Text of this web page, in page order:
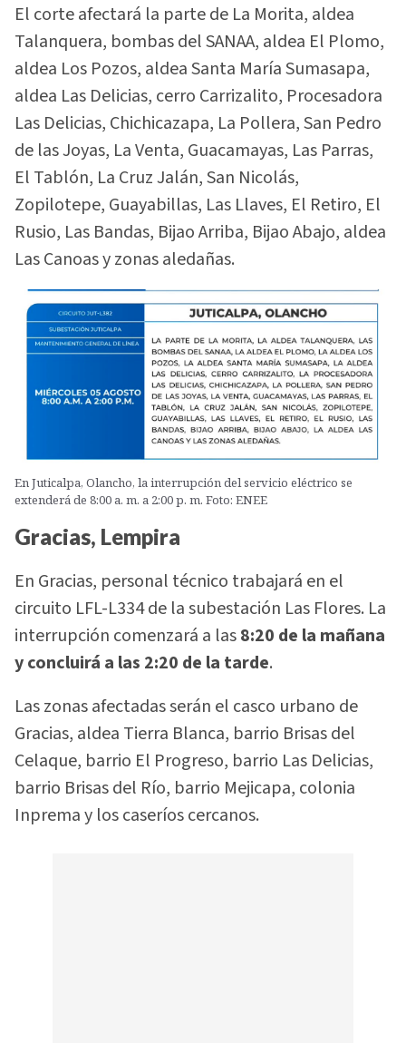
El corte afectará la parte de La Morita, aldea
Talanquera, bombas del SANAA, aldea El Plomo,
aldea Los Pozos, aldea Santa María Sumasapa,
aldea Las Delicias, cerro Carrizalito, Procesadora
Las Delicias, Chichicazapa, La Pollera, San Pedro
de las Joyas, La Venta, Guacamayas, Las Parras,
El Tablón, La Cruz Jalán, San Nicolás,
Zopilotepe, Guayabillas, Las Llaves, El Retiro, El
Rusio, Las Bandas, Bijao Arriba, Bijao Abajo, aldea
Las Canoas y zonas aledañas.
En Juticalpa, Olancho, la interrupción del servicio eléctrico se
extenderá de 8:00 a. m. a 2:00 p. m. Foto: ENEE
Gracias, Lempira
En Gracias, personal técnico trabajará en el
circuito LFL-L334 de la subestación Las Flores. La
interrupción comenzará a las8:20 de la mañana
y concluirá a las 2:20 de la tarde.
Las zonas afectadas serán el casco urbano de
Gracias, aldea Tierra Blanca, barrio Brisas del
Celaque, barrio El Progreso, barrio Las Delicias,
barrio Brisas del Río, barrio Mejicapa, colonia
Inprema y los caseríos cercanos.